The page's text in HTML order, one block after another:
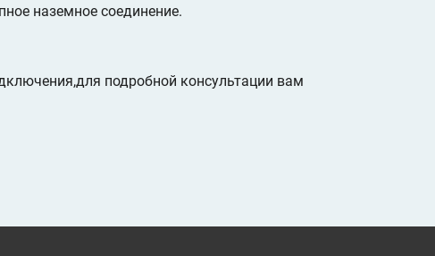
наземное соединение.
подробной консультации вам